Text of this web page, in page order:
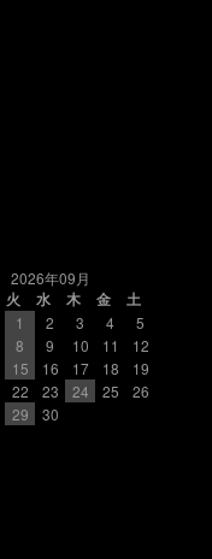
2026年09月
火 水 木 金
土
1
2 3 4
5
8 9 10 11
12
15 16 17 18
19
22 23 24 25
26
29 30